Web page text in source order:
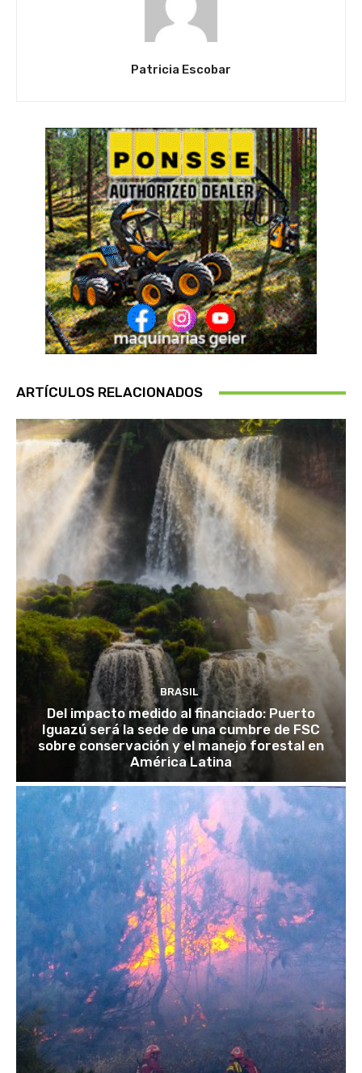
Patricia Escobar
ARTÍCULOS RELACIONADOS
BRASIL
Del impacto medido al financiado: Puerto
Iguazú será la sede de una cumbre de FSC
sobre conservación y el manejo forestal en
América Latina